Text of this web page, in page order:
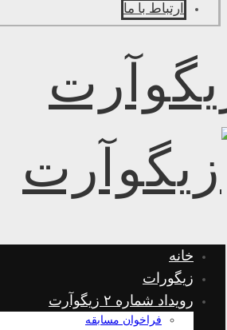
ارتباط با ما
خانه
زیگورات
رویداد شماره ۲ زیگوآرت
فراخوان مسابقه